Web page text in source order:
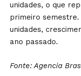
unidades, o que
primeiro
unidades,
ano passado.
Fonte: Agencia